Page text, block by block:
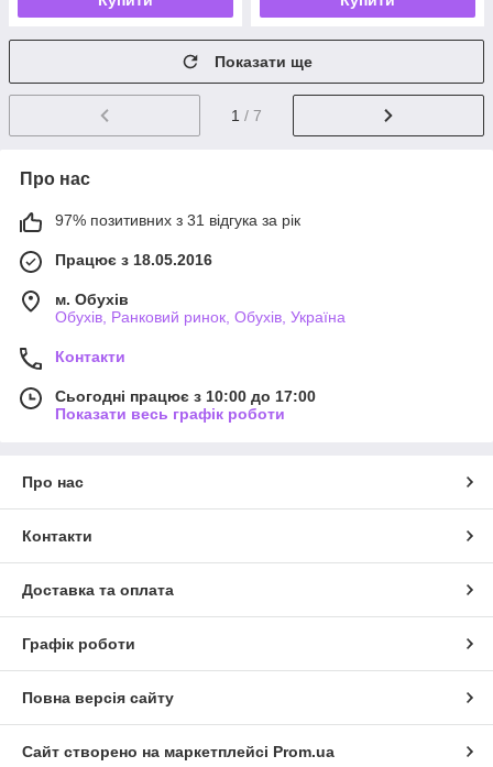
Показати ще
1 / 7
Про нас
97% позитивних з 31 відгука за рік
Працює з 18.05.2016
м. Обухів
Обухів, Ранковий ринок, Обухів, Україна
Контакти
Сьогодні працює з 10:00 до 17:00
Показати весь графік роботи
Про нас
Контакти
Доставка та оплата
Графік роботи
Повна версія сайту
Сайт створено на маркетплейсі Prom.ua